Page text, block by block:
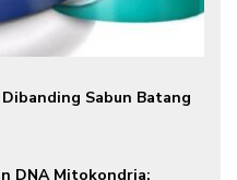
Sabun Batang
DNA Mitokondria: